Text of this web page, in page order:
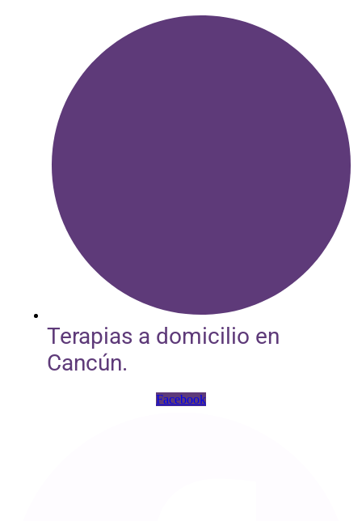
Terapias a domicilio en
Cancún.
Facebook